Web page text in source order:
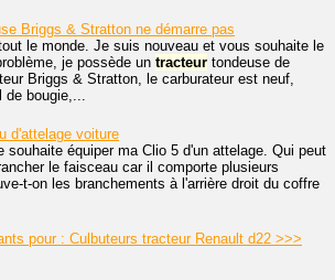
Briggs & Stratton ne démarre pas
le monde. Je suis nouveau et vous souhaite le
je possède un tracteur tondeuse de
Briggs & Stratton, le carburateur est neuf,
de bougie,...
d'attelage voiture
souhaite équiper ma Clio 5 d'un attelage. Qui peut
le faisceau car il comporte plusieurs
t-on les branchements à l'arrière droit du coffre
pour : Culbuteurs tracteur Renault d22 >>>